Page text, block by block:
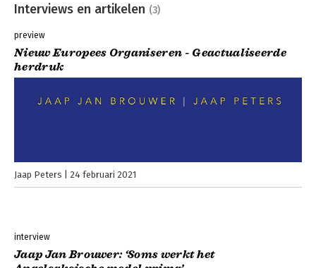
Interviews en artikelen (3)
preview
Nieuw Europees Organiseren - Geactualiseerde
herdruk
Jaap Peters 24 februari 2021
interview
Jaap Jan Brouwer: ‘Soms werkt het